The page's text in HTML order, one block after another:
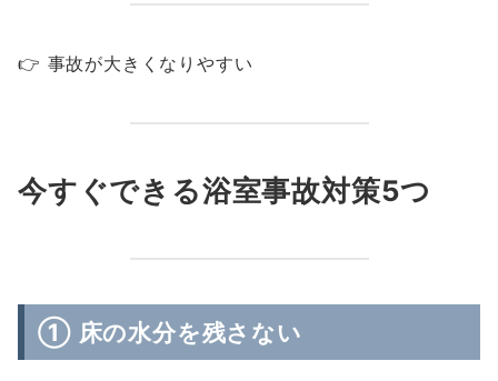
👉 事故が大きくなりやすい
今すぐできる浴室事故対策5つ
① 床の水分を残さない